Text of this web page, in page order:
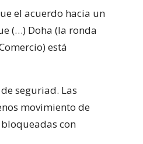
el acuerdo hacia un
(…) Doha (la ronda
está
seguriad. Las
movimiento de
con